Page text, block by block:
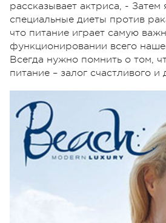
рассказывает актриса, - Затем
специальные диеты против
что питание играет самую
функционировании всего
Всегда нужно помнить о том,
питание – залог счастливого и